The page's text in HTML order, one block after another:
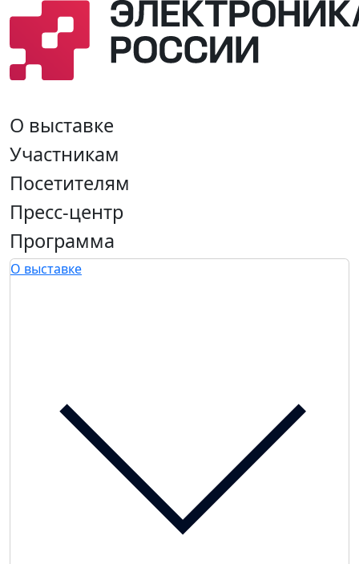
О выставке
Участникам
Посетителям
Пресс-центр
Программа
О выставке